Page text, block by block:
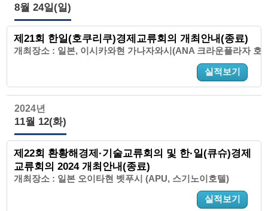
8월 24일(일)
제21회 한일(호쿠리쿠)경제교류회의 개최안내(종료)
개최장소 : 일본, 이시카와현 가나자와시(ANA 크라운플라자 호
실적보기
2024년
11월 12(화)
제22회 환황해경제·기술교류회의 및 한·일(큐슈)경제
교류회의 2024 개최안내(종료)
개최장소 : 일본 오이타현 벳푸시 (APU, 스기노이호텔)
실적보기